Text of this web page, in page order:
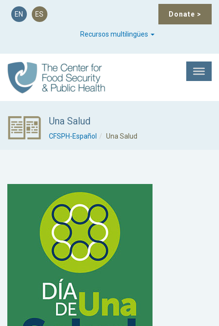
Donate >
EN ES
Recursos multilingües
Una Salud
CFSPH-Español Una Salud